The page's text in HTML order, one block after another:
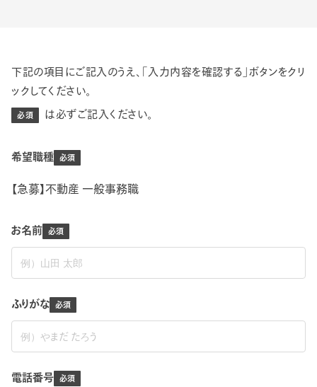
下記の項目にご記入のうえ、「入力内容を確認する」ボタンをクリ
ックしてください。
必須 は必ずご記入ください。
希望職種
【急募】不動産 一般事務職
お名前
ふりがな
電話番号